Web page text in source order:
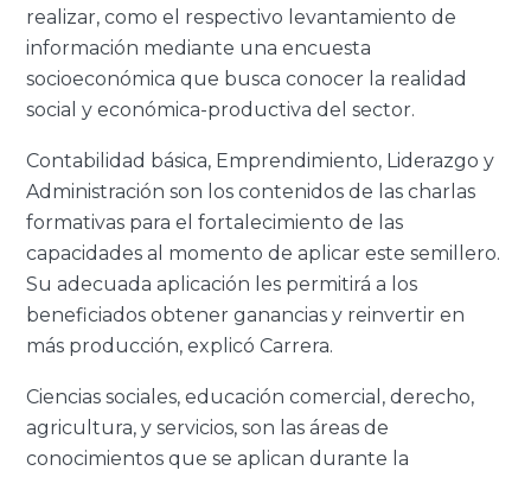
realizar, como el respectivo levantamiento de
información mediante una encuesta
socioeconómica que busca conocer la realidad
social y económica-productiva del sector.
Contabilidad básica, Emprendimiento, Liderazgo y
Administración son los contenidos de las charlas
formativas para el fortalecimiento de las
capacidades al momento de aplicar este semillero.
Su adecuada aplicación les permitirá a los
beneficiados obtener ganancias y reinvertir en
más producción, explicó Carrera.
Ciencias sociales, educación comercial, derecho,
agricultura, y servicios, son las áreas de
conocimientos que se aplican durante la